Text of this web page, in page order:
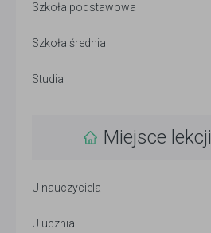
Szkoła podstawowa
Szkoła średnia
Studia
Miejsce lekcji
U nauczyciela
U ucznia